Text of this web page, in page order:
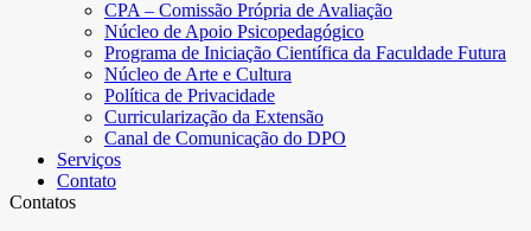
CPA – Comissão Própria de Avaliação
Núcleo de Apoio Psicopedagógico
Programa de Iniciação Científica da Faculdade Futura
Núcleo de Arte e Cultura
Política de Privacidade
Curricularização da Extensão
Canal de Comunicação do DPO
Serviços
Contato
Contatos